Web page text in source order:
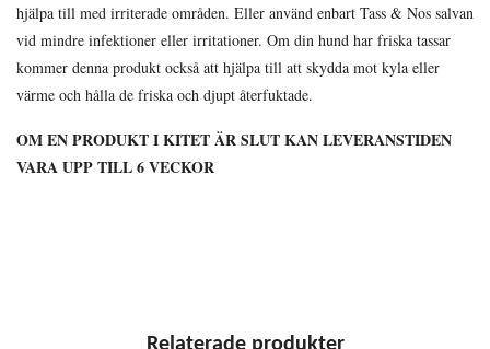
hjälpa till med irriterade områden. Eller använd enbart Tass & Nos salvan
vid mindre infektioner eller irritationer. Om din hund har friska tassar
kommer denna produkt också att hjälpa till att skydda mot kyla eller
värme och hålla de friska och djupt återfuktade.
OM EN PRODUKT I KITET ÄR SLUT KAN LEVERANSTIDEN
VARA UPP TILL 6 VECKOR